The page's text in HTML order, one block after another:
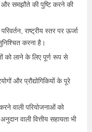
और समझौते की पुष्टि करने की
राष्ट्रीय स्तर पर ऊर्जा
करना है।
को लाने के लिए पूर्ण रूप से
और प्रौद्योगिकियों के पूरे
वाली परियोजनाओं को
वाली वित्तीय सहायता भी